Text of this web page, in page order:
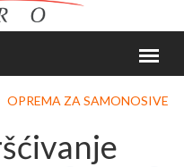
OPREMA ZA SAMONOSIVE